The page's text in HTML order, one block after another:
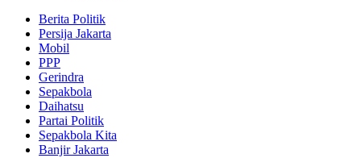
Berita Politik
Persija Jakarta
Mobil
PPP
Gerindra
Sepakbola
Daihatsu
Partai Politik
Sepakbola Kita
Banjir Jakarta